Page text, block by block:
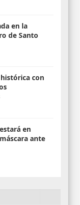
en la
de Santo
con
en